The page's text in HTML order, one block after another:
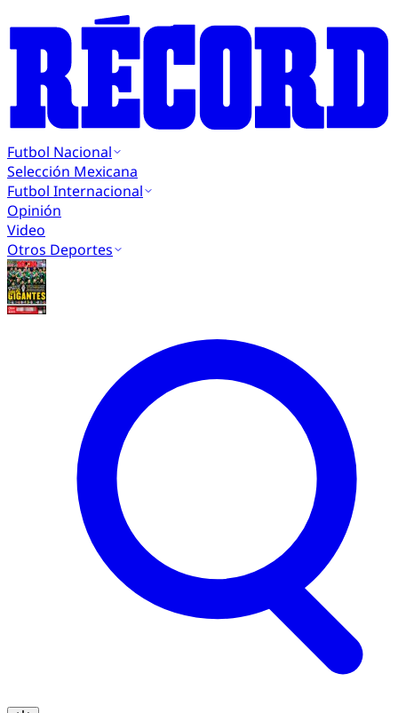
Futbol Nacional
Selección Mexicana
Futbol Internacional
Opinión
Video
Otros Deportes